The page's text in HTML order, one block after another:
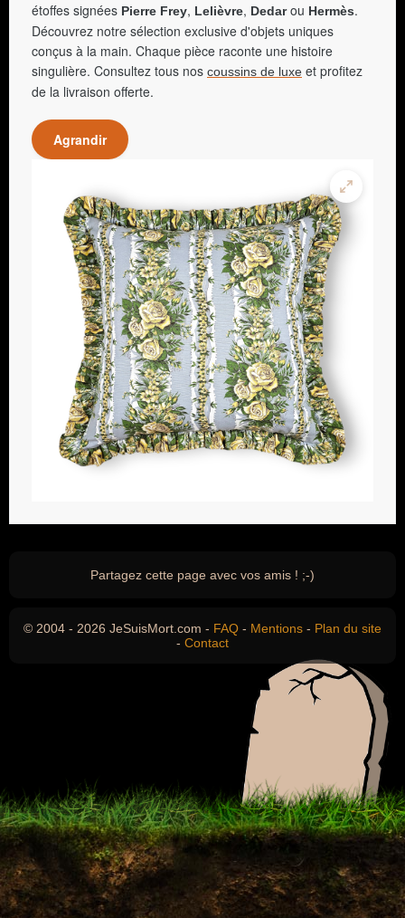
étoffes signées Pierre Frey, Lelièvre, Dedarou Hermès.
Découvrez notre sélection exclusive d'objets uniques
conçus à la main. Chaque pièce raconte une histoire
singulière. Consultez tous nos coussins de luxe et profitez
de la livraison offerte.
Agrandir
Partagez cette page avec vos amis ! ;-)
© 2004 - 2026 JeSuisMort.com - FAQ - Mentions - Plan du site
- Contact